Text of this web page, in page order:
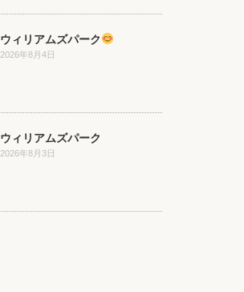
ウィリアムズパーク
2026年8月4日
ウィリアムズパーク
2026年8月3日